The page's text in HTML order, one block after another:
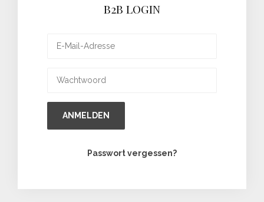
B2B LOGIN
ANMELDEN
Passwort vergessen?